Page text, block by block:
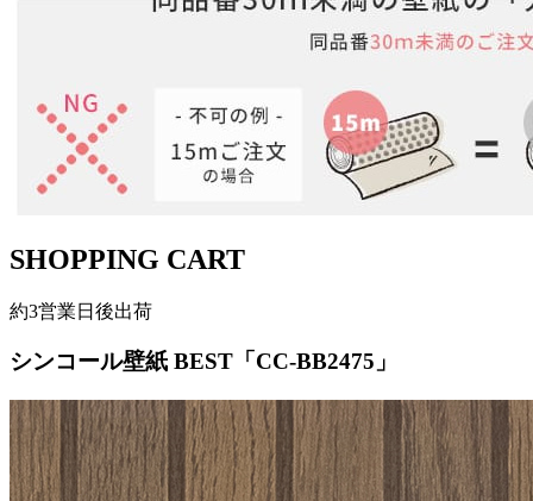
SHOPPING CART
約3営業日後出荷
シンコール壁紙 BEST「CC-BB2475」